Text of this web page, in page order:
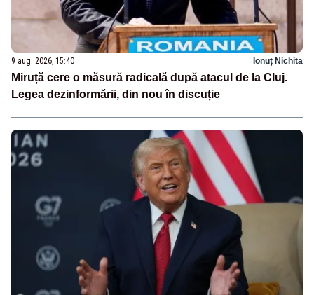
9 aug. 2026, 15:40 Ionuț Nichita
Miruță cere o măsură radicală după atacul de la Cluj.
Legea dezinformării, din nou în discuție